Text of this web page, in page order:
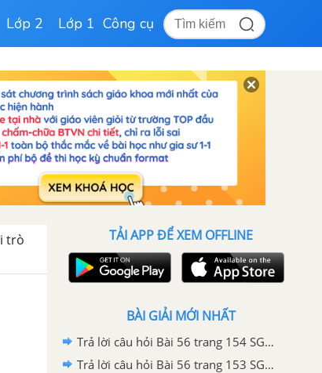
Lớp 2 Lớp 1 Công cụ
trò
TẢI APP ĐỂ XEM OFFLINE
BÀI GIẢI MỚI NHẤT
Trả lời câu hỏi Bài 56 trang 154 SGK Công nghệ 7
Trả lời câu hỏi Bài 56 trang 153 SGK Công nghệ 7